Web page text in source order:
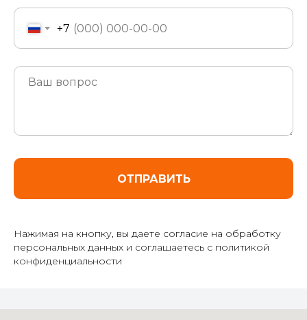
+7
ОТПРАВИТЬ
Нажимая на кнопку, вы даете согласие на обработку
персональных данных и соглашаетесь c политикой
конфиденциальности